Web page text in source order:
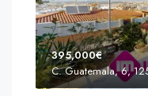
395,000€